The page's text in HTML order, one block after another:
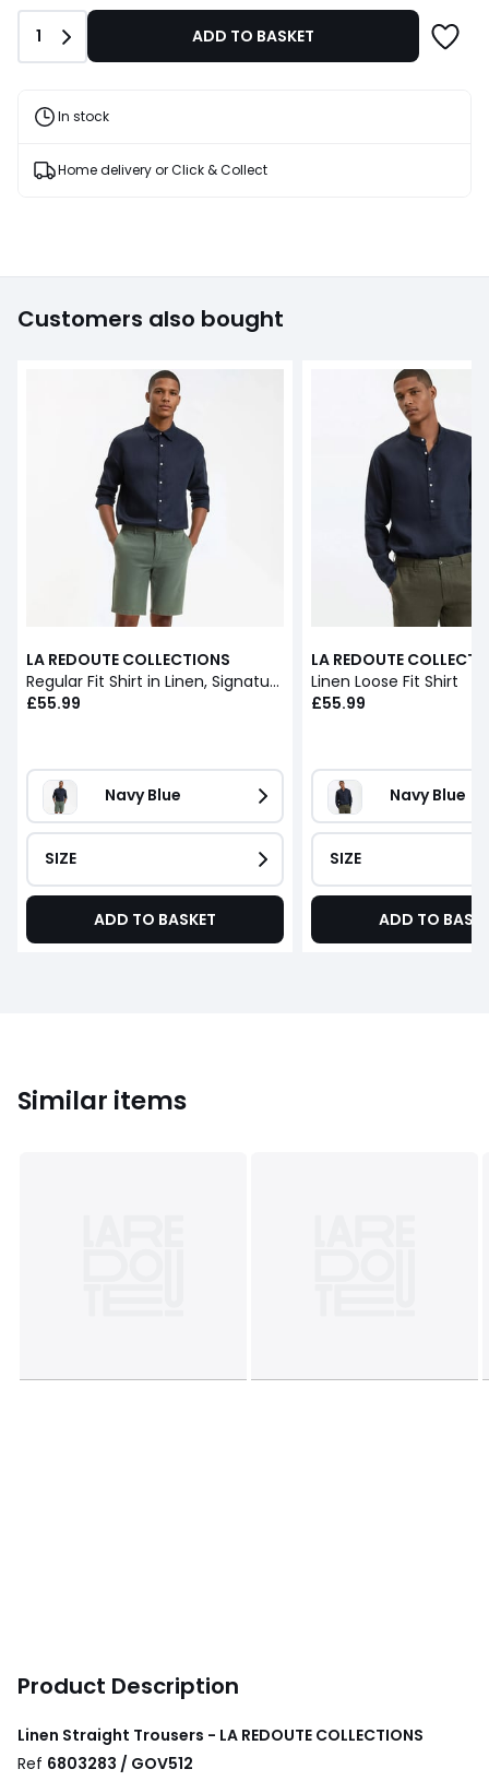
T&Cs
Quantity
1 ADD TO BASKET
In stock
Home delivery or Click & Collect
Customers also bought
LA REDOUTE COLLECTIONS
Regular Fit Shirt in Linen, Signature, Carl
£55.99
Navy Blue
SIZE
ADD TO BASKET
LA REDOUTE
Linen Loose Fit Shirt
£55.99
Navy Blue
SIZE
ADD TO
Similar items
Product Description
Linen Straight Trousers - LA REDOUTE COLLECTIONS
Ref 6803283 / GOV512